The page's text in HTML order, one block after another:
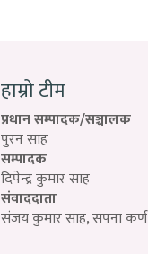
हाम्रो टीम
प्रधान सम्पादक/सञ्चालक
पुरन साह
सम्पादक
दिपेन्द्र कुमार साह
संवाददाता
संजय कुमार साह, सपना कर्ण